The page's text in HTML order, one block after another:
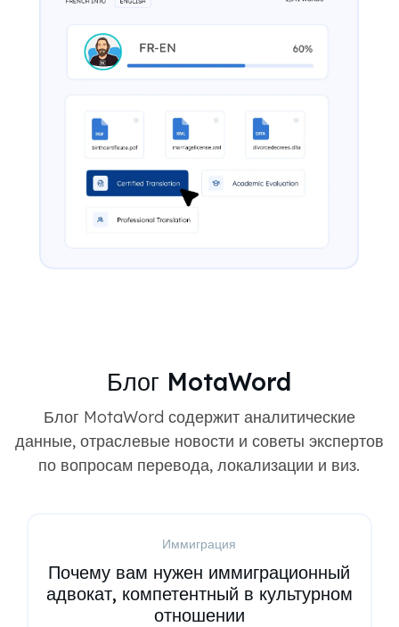
Блог MotaWord
Блог MotaWord содержит аналитические
данные, отраслевые новости и советы экспертов
по вопросам перевода, локализации и виз.
Иммиграция
Почему вам нужен иммиграционный
адвокат, компетентный в культурном
отношении